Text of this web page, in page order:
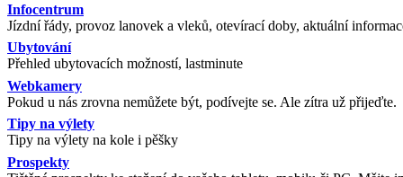
Infocentrum
Jízdní řády, provoz lanovek a vleků, otevírací doby, aktuální
Ubytování
Přehled ubytovacích možností, lastminute
Webkamery
Pokud u nás zrovna nemůžete být, podívejte se. Ale zítra už přijeďte.
Tipy na výlety
Tipy na výlety na kole i pěšky
Prospekty